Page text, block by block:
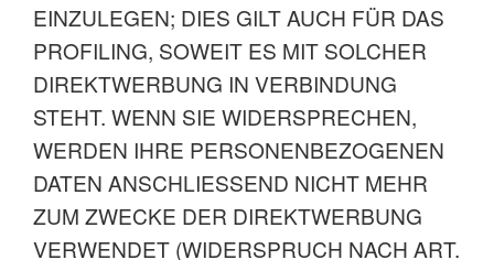
EINZULEGEN; DIES GILT AUCH FÜR DAS
PROFILING, SOWEIT ES MIT SOLCHER
DIREKTWERBUNG IN VERBINDUNG
STEHT. WENN SIE WIDERSPRECHEN,
WERDEN IHRE PERSONENBEZOGENEN
DATEN ANSCHLIESSEND NICHT MEHR
ZUM ZWECKE DER DIREKTWERBUNG
VERWENDET (WIDERSPRUCH NACH ART.